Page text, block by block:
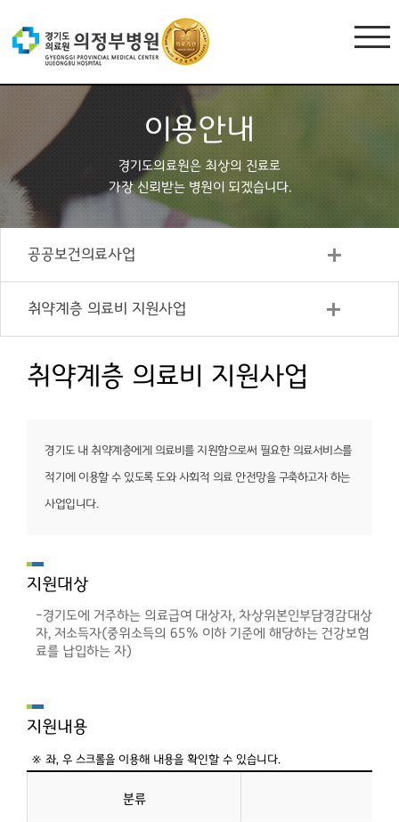
이용안내
경기도의료원은 최상의 진료로
가장 신뢰받는 병원이 되겠습니다.
공공보건의료사업
취약계층 의료비 지원사업
취약계층 의료비 지원사업
경기도 내 취약계층에게 의료비를 지원함으로써 필요한 의료서비스를
적기에 이용할 수 있도록 도와 사회적 의료 안전망을 구축하고자 하는
사업입니다.
지원대상
-경기도에 거주하는 의료급여 대상자, 차상위본인부담경감대상
자, 저소득자(중위소득의 65% 이하 기준에 해당하는 건강보험
료를 납입하는 자)
지원내용
분류